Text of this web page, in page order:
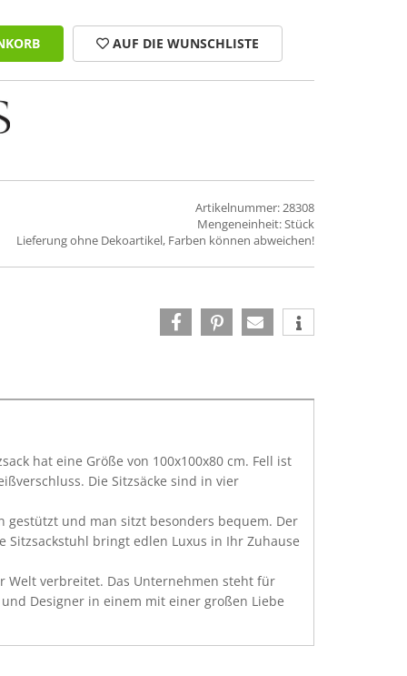
AUF DIE WUNSCHLISTE
Artikelnummer: 28308
Mengeneinheit: Stück
Lieferung ohne Dekoartikel, Farben können abweichen!
hat eine Größe von 100x100x80 cm. Fell ist
Die Sitzsäcke sind in vier
gestützt und man sitzt besonders bequem. Der
Sitzsackstuhl bringt edlen Luxus in Ihr Zuhause
Welt verbreitet. Das Unternehmen steht für
Designer in einem mit einer großen Liebe